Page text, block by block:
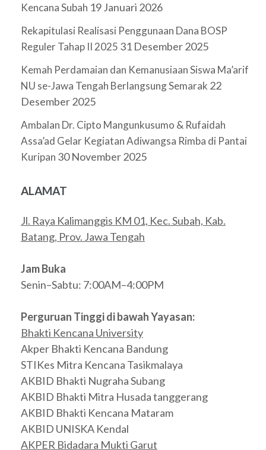
Kencana Subah 19 Januari 2026
Rekapitulasi Realisasi Penggunaan Dana BOSP
Reguler Tahap II 2025 31 Desember 2025
Kemah Perdamaian dan Kemanusiaan Siswa Ma’arif
NU se-Jawa Tengah Berlangsung Semarak 22
Desember 2025
Ambalan Dr. Cipto Mangunkusumo & Rufaidah
Assa’ad Gelar Kegiatan Adiwangsa Rimba di Pantai
Kuripan 30 November 2025
ALAMAT
Jl. Raya Kalimanggis KM 01, Kec. Subah, Kab.
Batang, Prov. Jawa Tengah
Jam Buka
Senin–Sabtu: 7:00AM–4:00PM
Perguruan Tinggi di bawah Yayasan:
Bhakti Kencana University
Akper Bhakti Kencana Bandung
STIKes Mitra Kencana Tasikmalaya
AKBID Bhakti Nugraha Subang
AKBID Bhakti Mitra Husada tanggerang
AKBID Bhakti Kencana Mataram
AKBID UNISKA Kendal
AKPER Bidadara Mukti Garut